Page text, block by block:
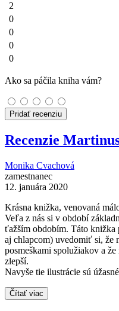
2
0
0
0
0
Ako sa páčila kniha vám?
Pridať recenziu
Recenzie
Monika Cvachová
zamestnanec
12. januára 2020
Krásna knižka, venovaná
Veľa z nás si v období
ťažším obdobím. Táto knižka
aj chlapcom) uvedomiť si, že
posmeškami spolužiakov a
zlepší.
Navyše tie ilustrácie sú
Čítať viac